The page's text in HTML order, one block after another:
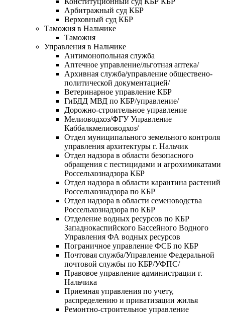
Арбитражный суд КБР
Верховный суд КБР
Таможня в Нальчике
Таможня
Управления в Нальчике
Антимонопольная служба
Аптечное управление/льготная аптека/
Архивная служба/управление обществено-
политической документацией/
Ветеринарное управление КБР
ГиБДД МВД по КБР/управление/
Дорожно-строительное управление
Мелиоводхоз/ФГУ Управление
Каббалкмелиоводхоз/
Отдел муниципального земельного контроля
управления архитектуры г. Нальчик
Отдел надзора в области безопасного
обращения с пестицидами и агрохимикатами
Россельхознадзора КБР
Отдел надзора в области карантина растений
Россельхознадзора по КБР
Отдел надзора в области семеноводства
Россельхознадзора по КБР
Отделение водных ресурсов по КБР
Западнокаспийского Бассейного Водного
Управления ФА водных ресурсов
Пограничное управление ФСБ по КБР
Почтовая служба/Управление Федеральной
почтовой службы по КБР/УФПС/
Правовое управление администрации г.
Нальчика
Приемная управления по учету,
распределению и приватизации жилья
Ремонтно-строительное управление